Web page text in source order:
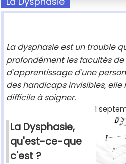
La dysphasie est un trouble
profondément les facultés
d'apprentissage d'une
des handicaps invisibles,
difficile à soigner.
1
La Dysphasie,
qu'est-ce-que
c'est ?